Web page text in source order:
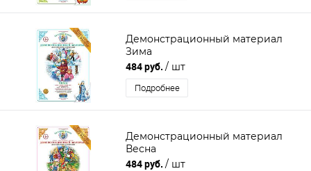
Демонстрационный материал
Зима
484 руб. / шт
Подробнее
Демонстрационный материал
Весна
484 руб. / шт